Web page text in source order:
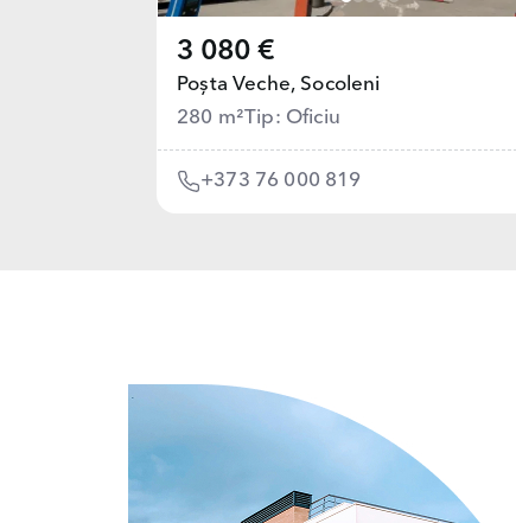
3 080 €
Poșta Veche, Socoleni
280 m²Tip: Oficiu
+373 76 000 819